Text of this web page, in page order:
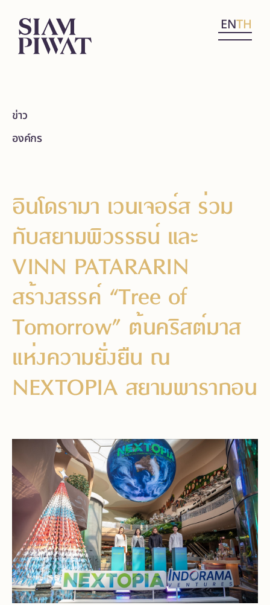
ENTH
ข่าว
องค์กร
อินโดรามา เวนเจอร์ส ร่วม
กับสยามพิวรรธน์ และ
VINN PATARARIN
สร้างสรรค์ “Tree of
Tomorrow” ต้นคริสต์มาส
แห่งความยั่งยืน ณ
NEXTOPIA สยามพารากอน